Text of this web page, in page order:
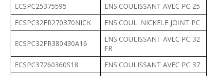
ECSPC25375595
ENS.COULISSANT AVEC PC 25
ECSPC32FR270370NICK
ENS.COUL. NICKELE JOINT PC
ECSPC32FR380430A16
ENS.COULISSANT AVEC PC 32
FR
ECSPC37260360S18
ENS.COULISSANT AVEC PC 37